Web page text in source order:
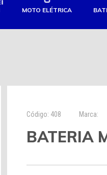
MOTO ELÉTRICA
Código: 408 Marca:
BATERIA